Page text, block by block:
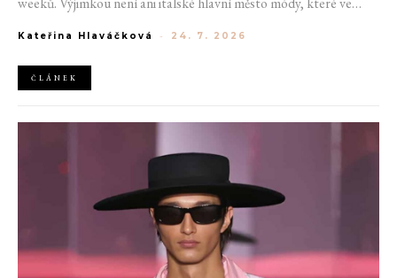
22. do 28. září přivítá tradiční jména, pozornost však zaměří
Moschino.
Kateřina Hlaváčková - 24. 7. 2026
ČLÁNEK